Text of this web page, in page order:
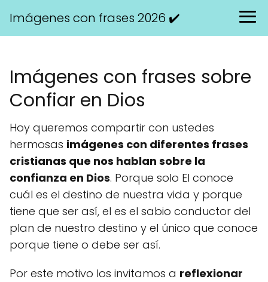
Imágenes con frases 2026 ✔️
Imágenes con frases sobre
Confiar en Dios
Hoy queremos compartir con ustedes
hermosas imágenes con diferentes frases
cristianas que nos hablan sobre la
confianza en Dios. Porque solo El conoce
cuál es el destino de nuestra vida y porque
tiene que ser así, el es el sabio conductor del
plan de nuestro destino y el único que conoce
porque tiene o debe ser así.
Por este motivo los invitamos a reflexionar